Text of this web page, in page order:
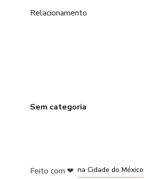
Relacionamento
Sem categoria
Feito com ❤ na Cidade do México